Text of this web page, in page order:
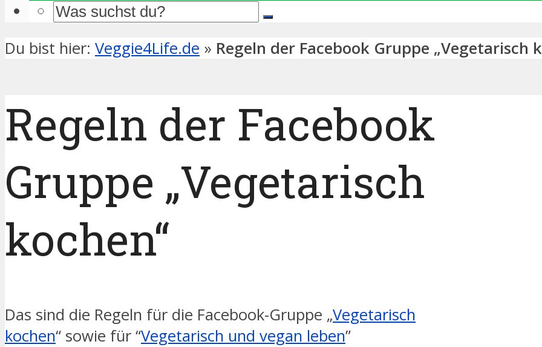
Du bist hier: Veggie4Life.de » Regeln der Facebook Gruppe „Vegetarisch
Regeln der Facebook
Gruppe „Vegetarisch
kochen“
Das sind die Regeln für die Facebook-Gruppe „Vegetarisch
kochen“ sowie für “Vegetarisch und vegan leben”